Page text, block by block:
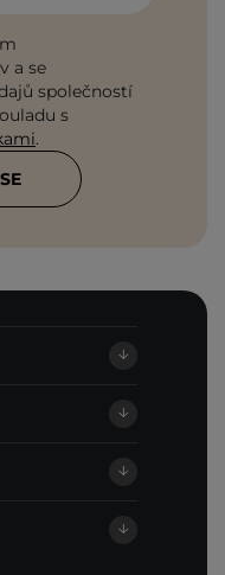
a se
společností
s
.